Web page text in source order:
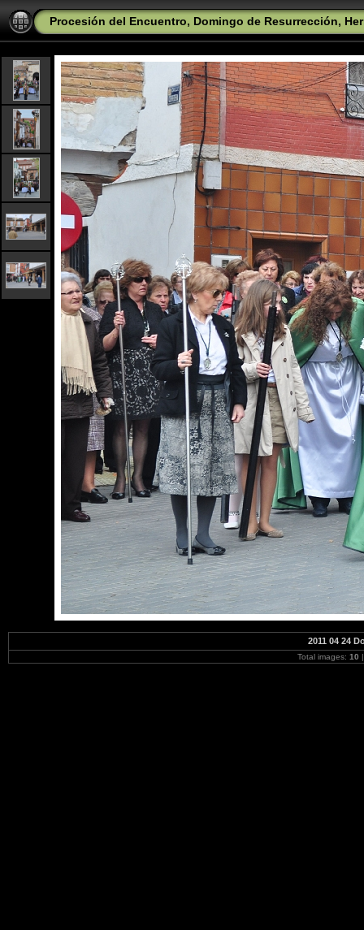
Procesión del Encuentro, Domingo de Resurrección,
2011 04 24
Total images:10